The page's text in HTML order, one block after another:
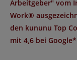
Arbeitgeber" vom
Work®
den kununu Top
mit 4,6 bei Google*